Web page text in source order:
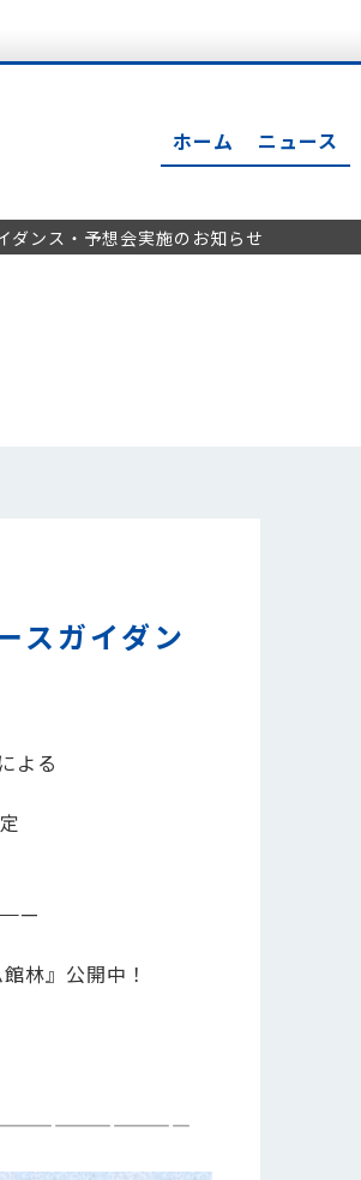
ホーム ニュース
ダンス・予想会実施のお知らせ
スガイダン
よる
林』公開中！